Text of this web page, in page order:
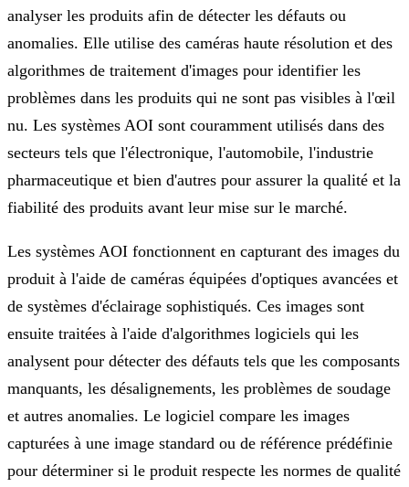
analyser les produits afin de détecter les défauts ou
anomalies. Elle utilise des caméras haute résolution et des
algorithmes de traitement d'images pour identifier les
problèmes dans les produits qui ne sont pas visibles à l'œil
nu. Les systèmes AOI sont couramment utilisés dans des
secteurs tels que l'électronique, l'automobile, l'industrie
pharmaceutique et bien d'autres pour assurer la qualité et la
fiabilité des produits avant leur mise sur le marché.
Les systèmes AOI fonctionnent en capturant des images du
produit à l'aide de caméras équipées d'optiques avancées et
de systèmes d'éclairage sophistiqués. Ces images sont
ensuite traitées à l'aide d'algorithmes logiciels qui les
analysent pour détecter des défauts tels que les composants
manquants, les désalignements, les problèmes de soudage
et autres anomalies. Le logiciel compare les images
capturées à une image standard ou de référence prédéfinie
pour déterminer si le produit respecte les normes de qualité